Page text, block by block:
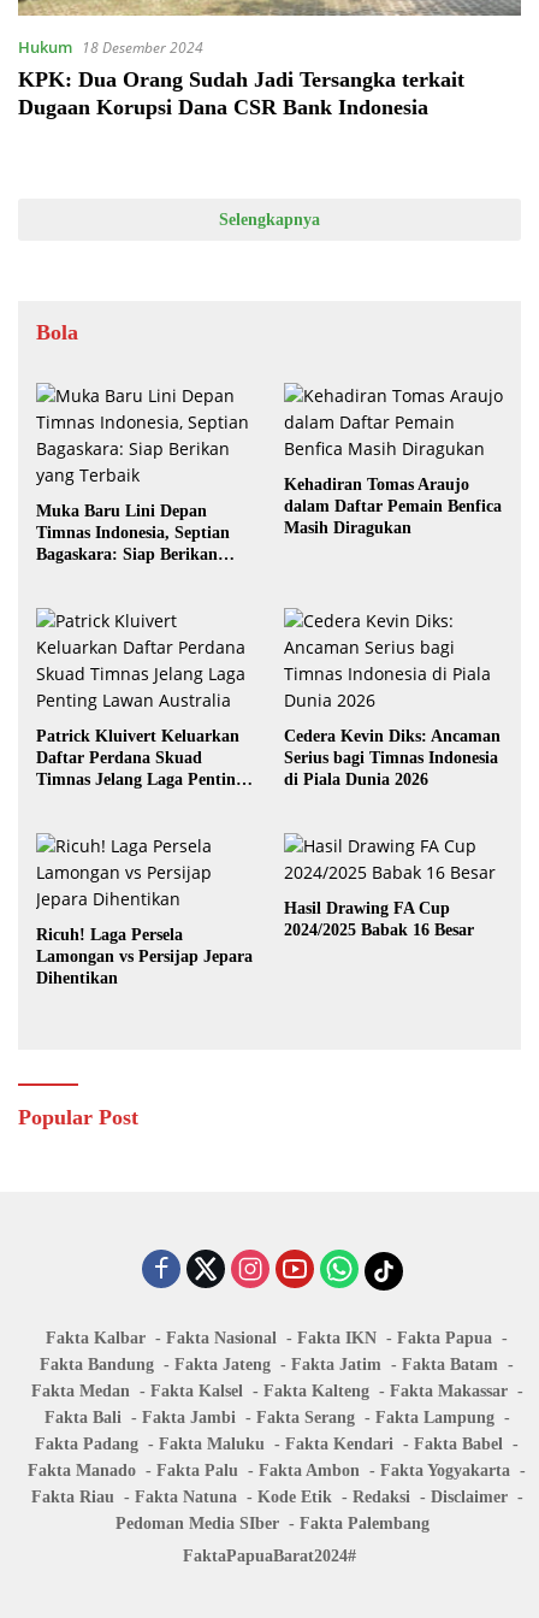
Hukum 18 Desember 2024
KPK: Dua Orang Sudah Jadi Tersangka terkait
Dugaan Korupsi Dana CSR Bank Indonesia
Selengkapnya
Bola
Muka Baru Lini Depan
Timnas Indonesia, Septian
Bagaskara: Siap Berikan
Kehadiran Tomas Araujo
dalam Daftar Pemain Benfica
Masih Diragukan
Patrick Kluivert Keluarkan
Daftar Perdana Skuad
Timnas Jelang Laga Penting
Cedera Kevin Diks: Ancaman
Serius bagi Timnas Indonesia
di Piala Dunia 2026
Ricuh! Laga Persela
Lamongan vs Persijap Jepara
Dihentikan
Hasil Drawing FA Cup
2024/2025 Babak 16 Besar
Popular Post
Fakta Kalbar Fakta Nasional Fakta IKN
Fakta Papua
Fakta Bandung
Fakta Jateng Fakta Jatim
Fakta Batam
Fakta Medan
Fakta Kalsel Fakta Kalteng
Fakta Makassar
Fakta Bali
Fakta Jambi Fakta Serang
Fakta Lampung
Fakta Padang
Fakta Maluku Fakta Kendari
Fakta Babel
Fakta Manado
Fakta Palu Fakta Ambon
Fakta Yogyakarta
Fakta Riau
Fakta Natuna Kode Etik Redaksi
Disclaimer
Pedoman Media SIber
Fakta Palembang
FaktaPapuaBarat2024#